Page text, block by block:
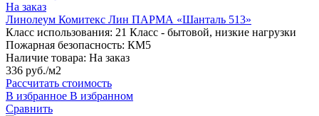
На заказ
Линолеум Комитекс Лин ПАРМА «Шанталь 513»
Класс использования: 21 Класс - бытовой, низкие нагрузки
Пожарная безопасность: КМ5
Наличие товара: На заказ
336 руб./м2
Рассчитать стоимость
В избранное В избранном
Сравнить